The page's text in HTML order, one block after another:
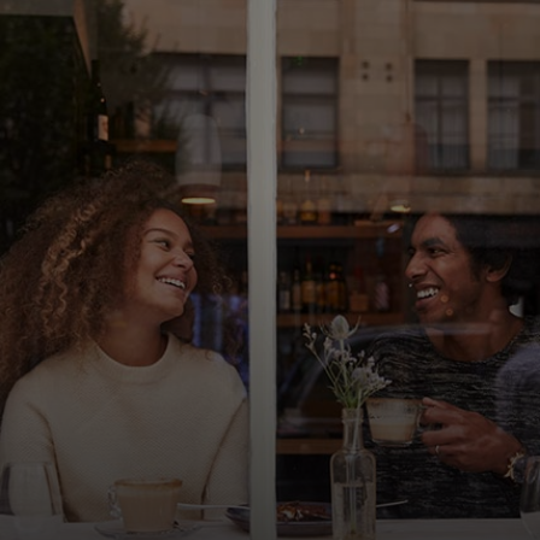
개인 고객
비즈니스 고객
모두를 위한 가치
이노베이터
뉴스 & 인사이트